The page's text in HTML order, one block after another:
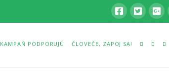
KAMPAŇ PODPORUJÚ ČLOVEČE, ZAPOJ SA!